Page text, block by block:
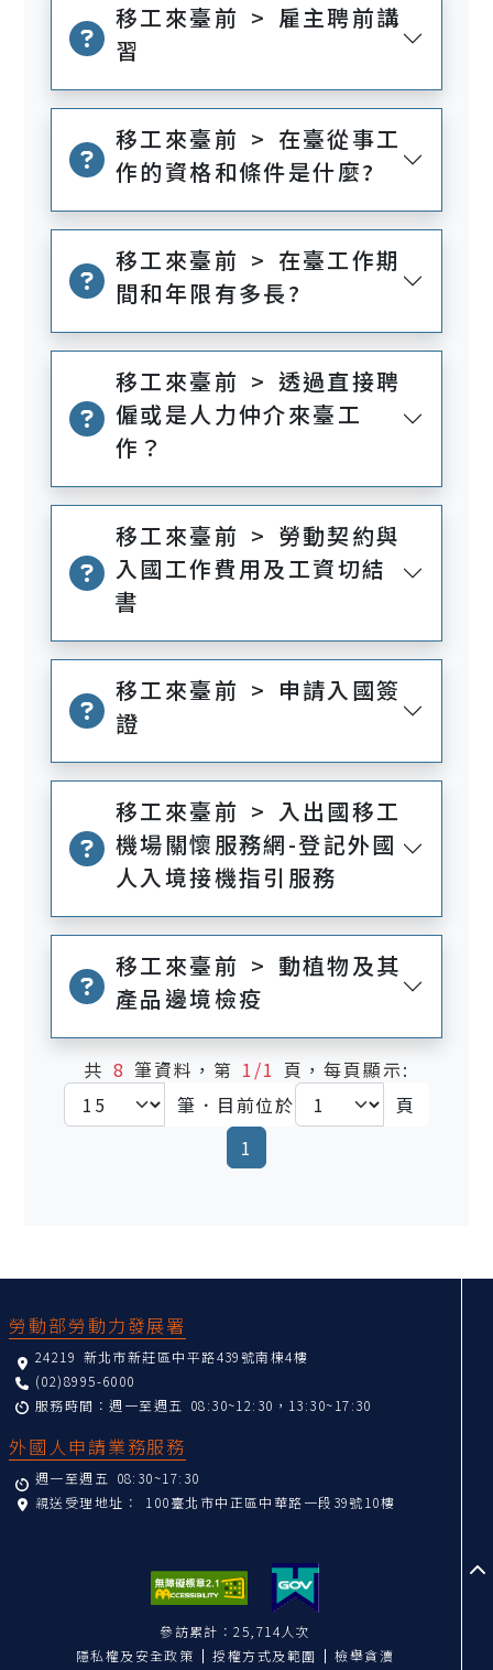
移工來臺前 > 雇主聘前講
習
移工來臺前 > 在臺從事工
作的資格和條件是什麼?
移工來臺前 > 在臺工作期
間和年限有多長?
移工來臺前 > 透過直接聘
僱或是人力仲介來臺工
作？
移工來臺前 > 勞動契約與
入國工作費用及工資切結
書
移工來臺前 > 申請入國簽
證
移工來臺前 > 入出國移工
機場關懷服務網-登記外國
人入境接機指引服務
移工來臺前 > 動植物及其
產品邊境檢疫
共 8筆資料，第 1/1 頁，每頁顯示:
筆．目前位於
頁
1
勞動部勞動力發展署
24219 新北市新莊區中平路439號南棟4樓
(02)8995-6000
服務時間：週一至週五 08:30~12:30，13:30~17:30
外國人申請業務服務
週一至週五 08:30~17:30
親送受理地址： 100臺北市中正區中華路一段39號10樓
參訪累計：25,714人次
隱私權及安全政策
授權方式及範圍 檢舉貪瀆
至